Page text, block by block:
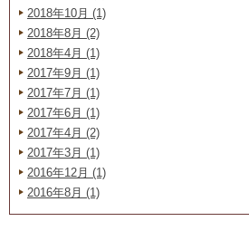
2018年10月 (1)
2018年8月 (2)
2018年4月 (1)
2017年9月 (1)
2017年7月 (1)
2017年6月 (1)
2017年4月 (2)
2017年3月 (1)
2016年12月 (1)
2016年8月 (1)